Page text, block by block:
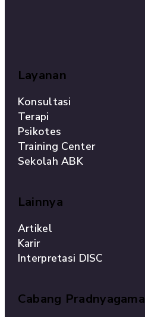
Layanan
Konsultasi
Terapi
Psikotes
Training Center
Sekolah ABK
Lainnya
Artikel
Karir
Interpretasi DISC
Cabang Pradnyagama